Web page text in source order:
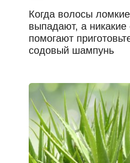
Когда волосы
выпадают, а никакие
помогают
содовый шампунь